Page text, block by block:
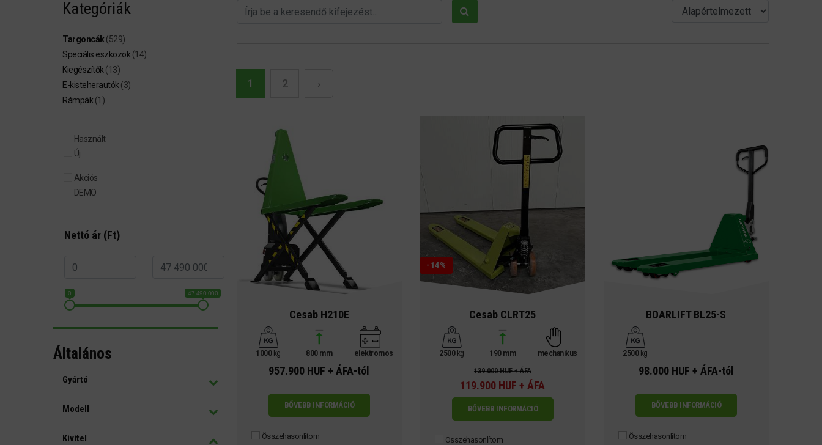
Kategóriák
Targoncák (529)
Speciális eszközök (14)
Kiegészítők (13)
E-kisteherautók (3)
Rámpák (1)
Használt
Új
Akciós
DEMO
Nettó ár (Ft)
0 47 490 000
Általános
Gyártó
Modell
Kivitel
1 2 ›
Cesab H210E
1000kg 800 mm elektromos
957.900 HUF + ÁFA-tól
BŐVEBB INFORMÁCIÓ
Összehasonlítom
-14%
Cesab CLRT25
2500kg 190 mm mechanikus
139.000 HUF + ÁFA
119.900 HUF + ÁFA
BŐVEBB INFORMÁCIÓ
Összehasonlítom
BOARLIFT BL25-S
2500kg
98.000 HUF + ÁFA-tól
BŐVEBB INFORMÁCIÓ
Összehasonlítom